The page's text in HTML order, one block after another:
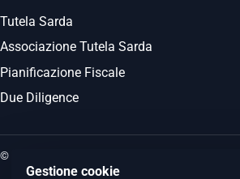
Tutela Sarda
Associazione Tutela Sarda
Pianificazione Fiscale
Due Diligence
© 2026 Commercialista.it
Gestione cookie